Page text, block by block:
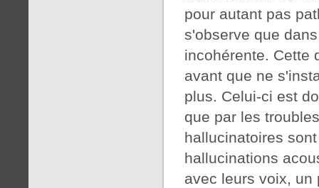
pour autant pas
s'observe que
incohérente. Cette
avant que ne
plus. Celui-ci est
que par les
hallucinatoires
hallucinations
avec leurs voix, un